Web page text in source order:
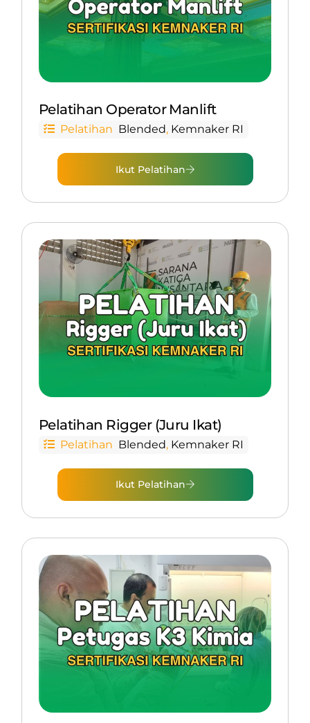
Pelatihan Operator Manlift
Pelatihan Blended, Kemnaker RI
Ikut Pelatihan
Pelatihan Rigger (Juru Ikat)
Pelatihan Blended, Kemnaker RI
Ikut Pelatihan